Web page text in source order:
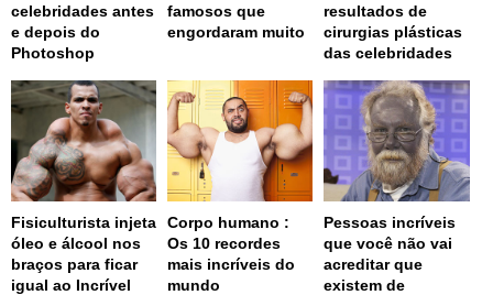
celebridades antes
e depois do
Photoshop
famosos que
engordaram muito
resultados de
cirurgias plásticas
das celebridades
Fisiculturista injeta
óleo e álcool nos
braços para ficar
igual ao Incrível
Corpo humano :
Os 10 recordes
mais incríveis do
mundo
Pessoas incríveis
que você não vai
acreditar que
existem de